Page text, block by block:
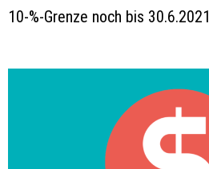
10-%-Grenze noch bis 30.6.2021